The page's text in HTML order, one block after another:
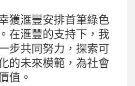
獲滙豐安排首筆綠色
在滙豐的支持下，我
步共同努力，探索可
的未來模範，為社會
值。